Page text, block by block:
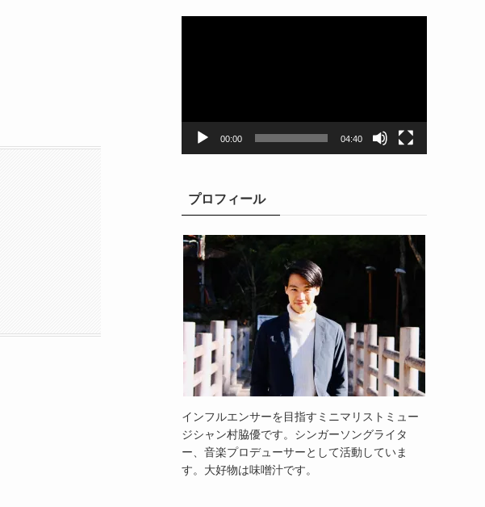
00:00 04:40
プロフィール
インフルエンサーを目指すミニマリストミュー
ジシャン村脇優です。シンガーソングライタ
ー、音楽プロデューサーとして活動していま
す。大好物は味噌汁です。